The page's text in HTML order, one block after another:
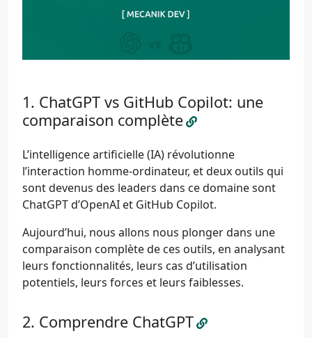
ChatGPT vs GitHub Copilot: une
comparaison complète
L’intelligence artificielle (IA) révolutionne
l’interaction homme-ordinateur, et deux outils qui
sont devenus des leaders dans ce domaine sont
ChatGPT d’OpenAI et GitHub Copilot.
Aujourd’hui, nous allons nous plonger dans une
comparaison complète de ces outils, en analysant
leurs fonctionnalités, leurs cas d’utilisation
potentiels, leurs forces et leurs faiblesses.
Comprendre ChatGPT